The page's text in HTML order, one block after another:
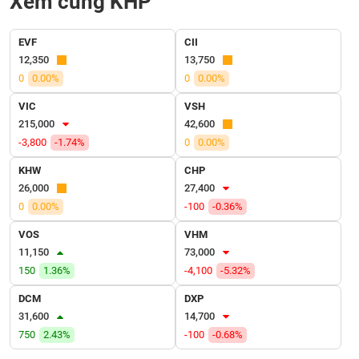
EVF
12,350
0
0.00%
CII
13,750
0
0.00%
VIC
215,000
-3,800
-1.74%
VSH
42,600
0
0.00%
KHW
26,000
0
0.00%
CHP
27,400
-100
-0.36%
VOS
11,150
150
1.36%
VHM
73,000
-4,100
-5.32%
DCM
31,600
750
2.43%
DXP
14,700
-100
-0.68%
VỤ
THÔNG
TIỆN
ÍCH
BẤT
ĐỘNG
SẢN
chứng
khoán
(-)